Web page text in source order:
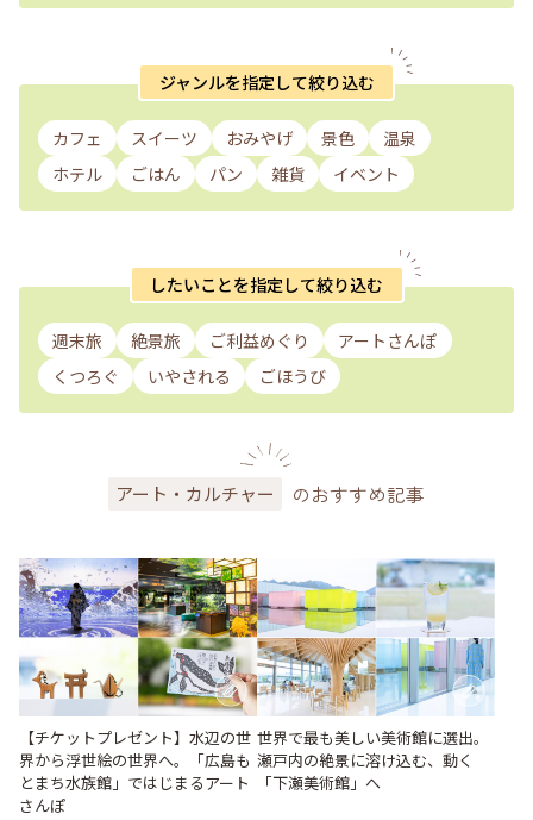
ジャンルを指定して絞り込む
カフェ スイーツ おみやげ 景色
温泉
ホテル
ごはん パン 雑貨 イベント
したいことを指定して絞り込む
週末旅 絶景旅 ご利益めぐり
アートさんぽ
くつろぐ
いやされる ごほうび
アート・カルチャー のおすすめ記事
【チケットプレゼント】水辺の世
界から浮世絵の世界へ。「広島も
とまち水族館」ではじまるアート
さんぽ
世界で最も美しい美術館に選出。
瀬戸内の絶景に溶け込む、動く
「下瀬美術館」へ